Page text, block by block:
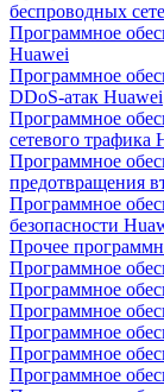
беспроводных
Программное
Huawei
Программное
DDoS-атак Huawei
Программное
сетевого трафика
Программное
предотвращения
Программное
безопасности
Прочее
Программное
Программное
Программное
Программное
Программное
Программное